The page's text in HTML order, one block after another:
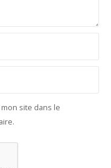
site dans le